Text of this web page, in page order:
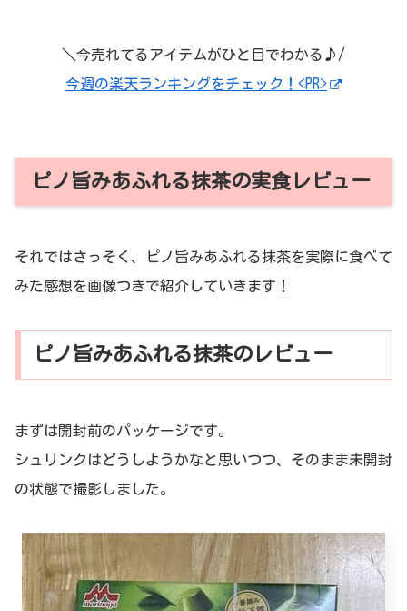
＼今売れてるアイテムがひと目でわかる♪/
今週の楽天ランキングをチェック！<PR>
ピノ旨みあふれる抹茶の実食レビュー
それではさっそく、ピノ旨みあふれる抹茶を実際に食べて
みた感想を画像つきで紹介していきます！
ピノ旨みあふれる抹茶のレビュー
まずは開封前のパッケージです。
シュリンクはどうしようかなと思いつつ、そのまま未開封
の状態で撮影しました。